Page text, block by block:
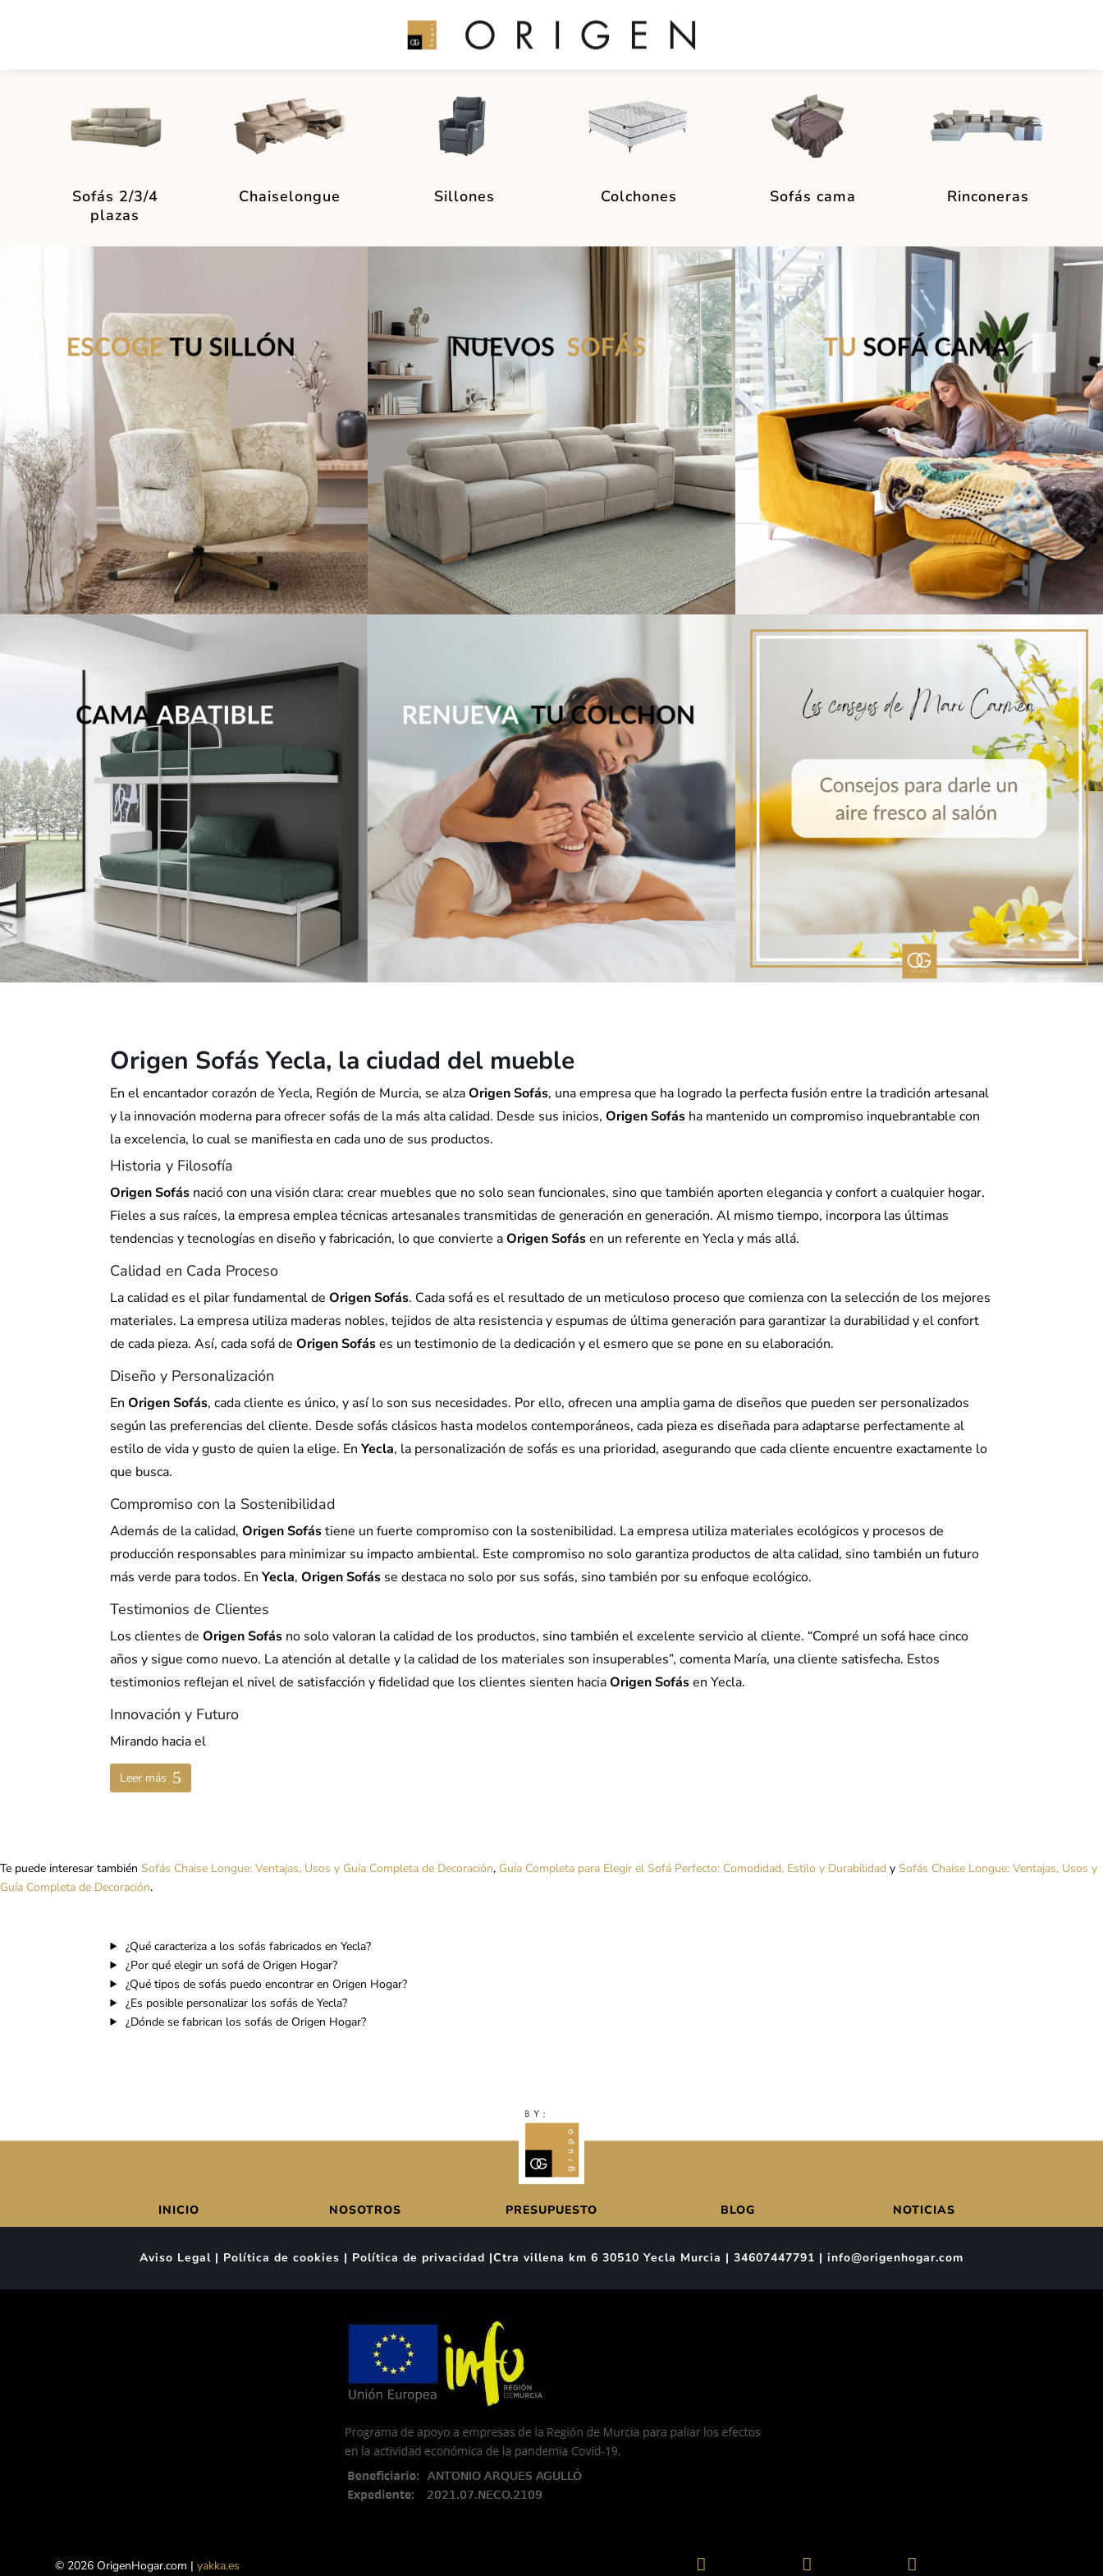
Sofás 2/3/4
plazas
Chaiselongue Sillones Colchones Sofás cama Rinconeras
Origen Sofás Yecla, la ciudad del mueble
En el encantador corazón de Yecla, Región de Murcia, se alzaOrigen Sofás, una empresa que ha logrado la perfecta fusión entre la tradición artesanal
y la innovación moderna para ofrecer sofás de la más alta calidad. Desde sus inicios,Origen Sofás ha mantenido un compromiso inquebrantable con
la excelencia, lo cual se manifiesta en cada uno de sus productos.
Historia y Filosofía
Origen Sofás nació con una visión clara: crear muebles que no solo sean funcionales, sino que también aporten elegancia y confort a cualquier hogar.
Fieles a sus raíces, la empresa emplea técnicas artesanales transmitidas de generación en generación. Al mismo tiempo, incorpora las últimas
tendencias y tecnologías en diseño y fabricación, lo que convierte aOrigen Sofásen un referente en Yecla y más allá.
Calidad en Cada Proceso
La calidad es el pilar fundamental deOrigen Sofás. Cada sofá es el resultado de un meticuloso proceso que comienza con la selección de los mejores
materiales. La empresa utiliza maderas nobles, tejidos de alta resistencia y espumas de última generación para garantizar la durabilidad y el confort
de cada pieza. Así, cada sofá deOrigen Sofáses un testimonio de la dedicación y el esmero que se pone en su elaboración.
Diseño y Personalización
EnOrigen Sofás, cada cliente es único, y así lo son sus necesidades. Por ello, ofrecen una amplia gama de diseños que pueden ser personalizados
según las preferencias del cliente. Desde sofás clásicos hasta modelos contemporáneos, cada pieza es diseñada para adaptarse perfectamente al
estilo de vida y gusto de quien la elige. EnYecla, la personalización de sofás es una prioridad, asegurando que cada cliente encuentre exactamente lo
que busca.
Compromiso con la Sostenibilidad
Además de la calidad,Origen Sofástiene un fuerte compromiso con la sostenibilidad. La empresa utiliza materiales ecológicos y procesos de
producción responsables para minimizar su impacto ambiental. Este compromiso no solo garantiza productos de alta calidad, sino también un futuro
más verde para todos. EnYecla,Origen Sofás se destaca no solo por sus sofás, sino también por su enfoque ecológico.
Testimonios de Clientes
Los clientes deOrigen Sofás no solo valoran la calidad de los productos, sino también el excelente servicio al cliente. “Compré un sofá hace cinco
años y sigue como nuevo. La atención al detalle y la calidad de los materiales son insuperables”, comenta María, una cliente satisfecha. Estos
testimonios reflejan el nivel de satisfacción y fidelidad que los clientes sienten haciaOrigen Sofásen Yecla.
Innovación y Futuro
Mirando hacia el
Leer más
Te puede interesar también Sofás Chaise Longue: Ventajas, Usos y Guía Completa de Decoración, Guía Completa para Elegir el Sofá Perfecto: Comodidad, Estilo y Durabilidad y Sofás Chaise Longue: Ventajas, Usos y
Guía Completa de Decoración.
¿Qué caracteriza a los sofás fabricados en Yecla?
¿Por qué elegir un sofá de Origen Hogar?
¿Qué tipos de sofás puedo encontrar en Origen Hogar?
¿Es posible personalizar los sofás de Yecla?
¿Dónde se fabrican los sofás de Origen Hogar?
INICIO NOSOTROS PRESUPUESTO BLOG NOTICIAS
Aviso Legal | Política de cookies | Política de privacidad |Ctra villena km 6 30510 Yecla Murcia | 34607447791 | info@origenhogar.com
© 2026 OrigenHogar.com |yakka.es   